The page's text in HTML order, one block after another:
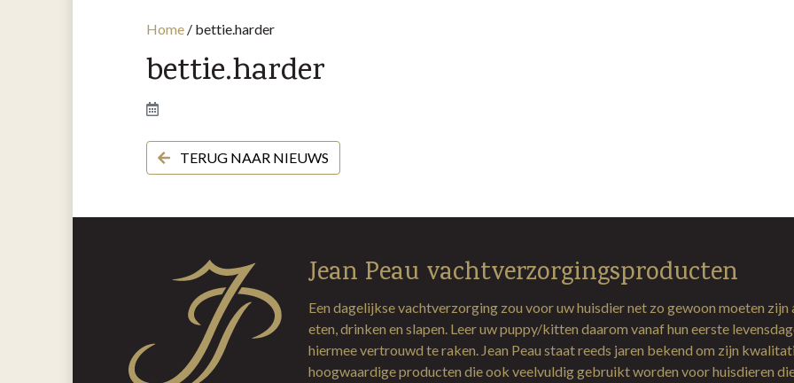
Home / bettie.harder
bettie.harder
TERUG NAAR NIEUWS
Jean Peau vachtverzorgingsproducten
Een dagelijkse vachtverzorging zou voor uw huisdier net zo gewoon moeten zijn
eten, drinken en slapen. Leer uw puppy/kitten daarom vanaf hun eerste
hiermee vertrouwd te raken. Jean Peau staat reeds jaren bekend om zijn
hoogwaardige producten die ook veelvuldig gebruikt worden voor huisdieren